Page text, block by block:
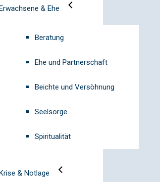
& Ehe
Beratung
Ehe und Partnerschaft
Beichte und Versöhnung
Seelsorge
Spiritualität
& Notlage